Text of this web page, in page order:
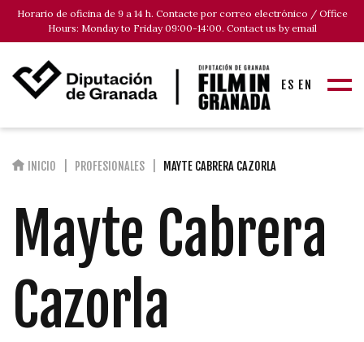
Horario de oficina de 9 a 14 h. Contacte por correo electrónico / Office
Hours: Monday to Friday 09:00-14:00. Contact us by email
ES EN
INICIO PROFESIONALES MAYTE CABRERA CAZORLA
Mayte Cabrera
Cazorla